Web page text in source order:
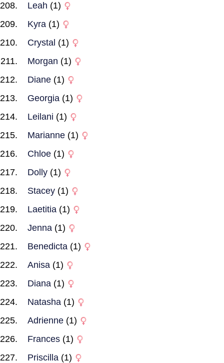
Leah (1)
Kyra (1)
Crystal (1)
Morgan (1)
Diane (1)
Georgia (1)
Leilani (1)
Marianne (1)
Chloe (1)
Dolly (1)
Stacey (1)
Laetitia (1)
Jenna (1)
Benedicta (1)
Anisa (1)
Diana (1)
Natasha (1)
Adrienne (1)
Frances (1)
Priscilla (1)